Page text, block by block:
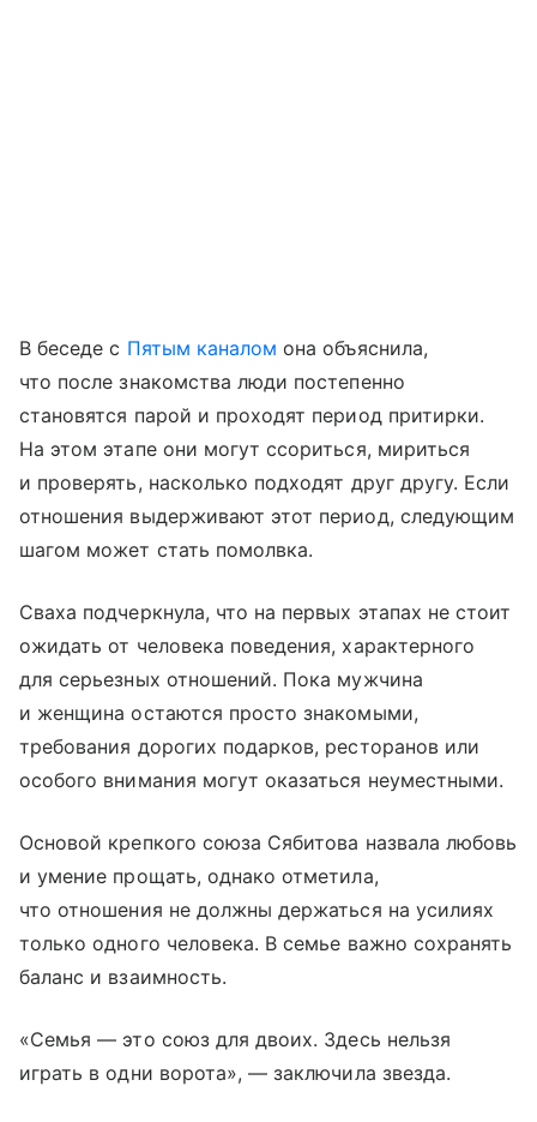
В беседе с Пятым каналом она объяснила,
что после знакомства люди постепенно
становятся парой и проходят период притирки.
На этом этапе они могут ссориться, мириться
и проверять, насколько подходят друг другу. Если
отношения выдерживают этот период, следующим
шагом может стать помолвка.
Сваха подчеркнула, что на первых этапах не стоит
ожидать от человека поведения, характерного
для серьезных отношений. Пока мужчина
и женщина остаются просто знакомыми,
требования дорогих подарков, ресторанов или
особого внимания могут оказаться неуместными.
Основой крепкого союза Сябитова назвала любовь
и умение прощать, однако отметила,
что отношения не должны держаться на усилиях
только одного человека. В семье важно сохранять
баланс и взаимность.
«Семья — это союз для двоих. Здесь нельзя
играть в одни ворота», — заключила звезда.